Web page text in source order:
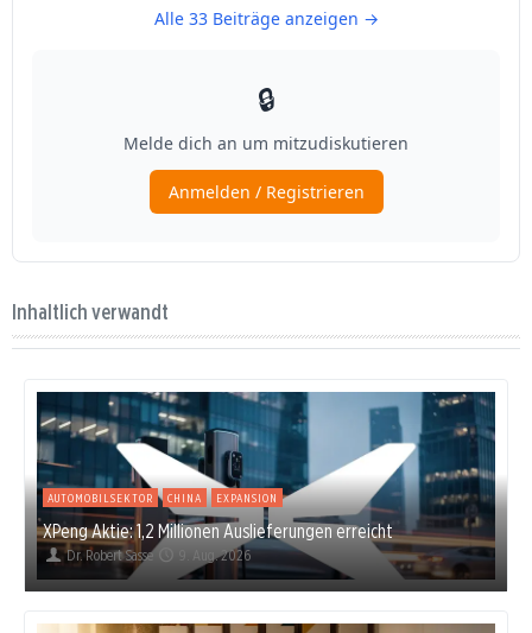
Inhaltlich verwandt
AUTOMOBILSEKTOR CHINA EXPANSION
XPeng Aktie: 1,2 Millionen Auslieferungen erreicht
Dr. Robert Sasse 9. Aug. 2026